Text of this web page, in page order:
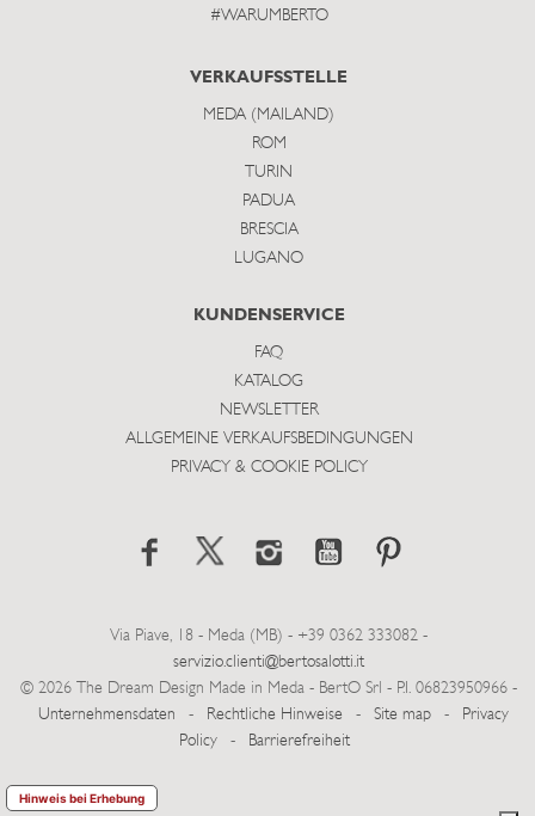
#WARUMBERTO
VERKAUFSSTELLE
MEDA (MAILAND)
ROM
TURIN
PADUA
BRESCIA
LUGANO
KUNDENSERVICE
FAQ
KATALOG
NEWSLETTER
ALLGEMEINE VERKAUFSBEDINGUNGEN
PRIVACY & COOKIE POLICY
Via Piave, 18 - Meda (MB) - +39 0362 333082 -
servizio.clienti@bertosalotti.it
© 2026 The Dream Design Made in Meda - BertO Srl - P.I. 06823950966 -
Unternehmensdaten
- Rechtliche Hinweise - Site map -
Privacy
Policy
- Barrierefreiheit
Hinweis bei Erhebung